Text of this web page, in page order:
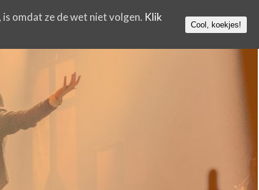
omdat ze de wet niet volgen. Klik
Cool, koekjes!